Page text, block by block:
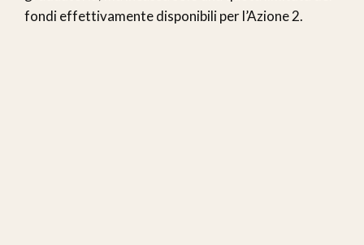
fondi effettivamente disponibili per l’Azione 2.